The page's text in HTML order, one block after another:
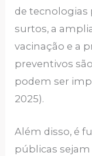
de
surtos, a
vacinação e a
preventivos
podem ser
2025).
Além disso, é
públicas